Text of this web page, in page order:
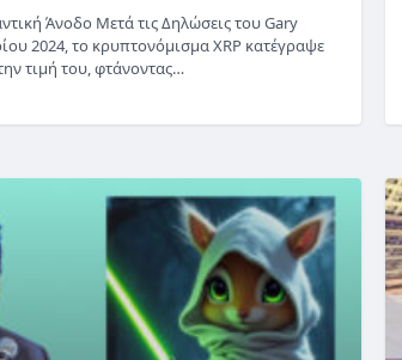
Άνοδο Μετά τις Δηλώσεις του Gary
2024, το κρυπτονόμισμα XRP κατέγραψε
τιμή του, φτάνοντας…